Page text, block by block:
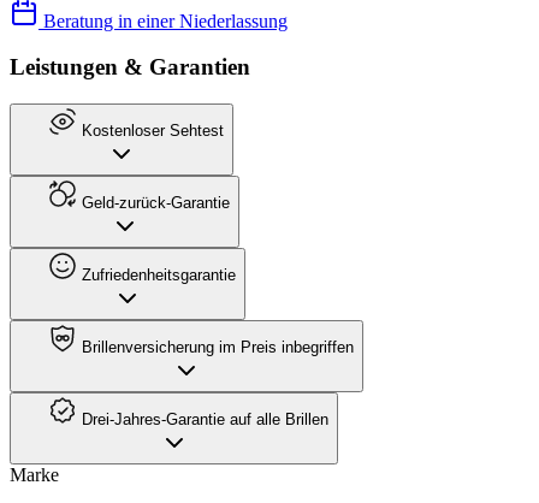
Beratung in einer Niederlassung
Leistungen & Garantien
Kostenloser Sehtest
Geld-zurück-Garantie
Zufriedenheitsgarantie
Brillenversicherung im Preis inbegriffen
Drei-Jahres-Garantie auf alle Brillen
Marke